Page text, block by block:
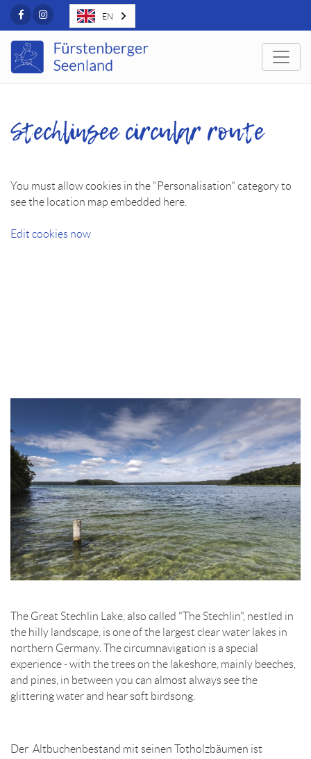
FacebookInstagram
Stechlinsee circular route
You must allow cookies in the "Personalisation" category to
see the location map embedded here.
Edit cookies now
The Great Stechlin Lake, also called "The Stechlin", nestled in
the hilly landscape, is one of the largest clear water lakes in
northern Germany. The circumnavigation is a special
experience - with the trees on the lakeshore, mainly beeches,
and pines, in between you can almost always see the
glittering water and hear soft birdsong.
Der Altbuchenbestand mit seinen Totholzbäumen ist
EN